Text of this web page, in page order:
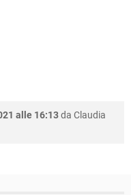
alle 16:13da Claudia